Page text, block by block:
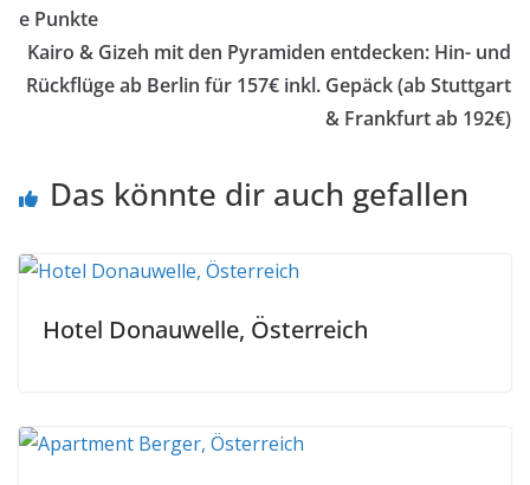
e Punkte
Kairo & Gizeh mit den Pyramiden entdecken: Hin- und
Rückflüge ab Berlin für 157€ inkl. Gepäck (ab Stuttgart
& Frankfurt ab 192€)
Das könnte dir auch gefallen
Hotel Donauwelle, Österreich